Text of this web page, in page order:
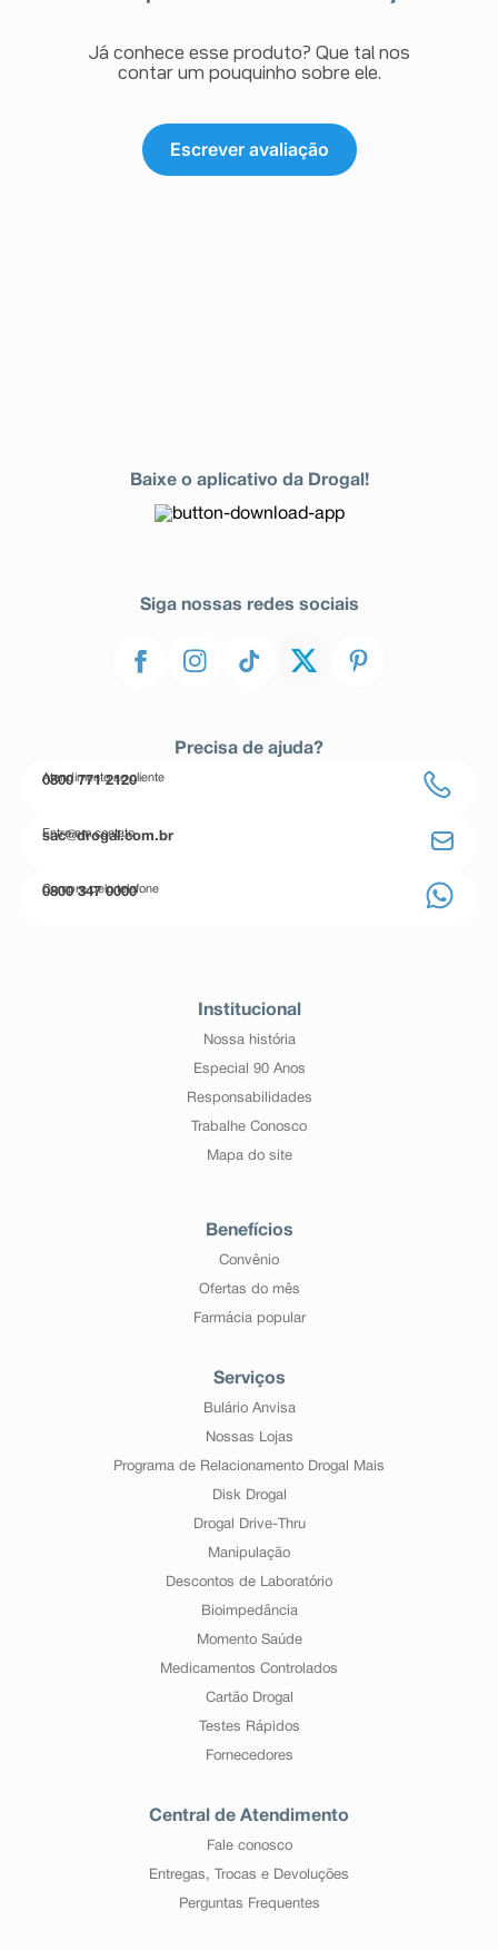
Já conhece esse produto? Que tal nos
contar um pouquinho sobre ele.
Escrever avaliação
Baixe o aplicativo da Drogal!
Siga nossas redes sociais
Precisa de ajuda?
Atendimento ao cliente
0800 771 2120
Entre em contato
sac@drogal.com.br
Compre pelo telefone
0800 347 0000
Institucional
Nossa história
Especial 90 Anos
Responsabilidades
Trabalhe Conosco
Mapa do site
Benefícios
Convênio
Ofertas do mês
Farmácia popular
Serviços
Bulário Anvisa
Nossas Lojas
Programa de Relacionamento Drogal Mais
Disk Drogal
Drogal Drive-Thru
Manipulação
Descontos de Laboratório
Bioimpedância
Momento Saúde
Medicamentos Controlados
Cartão Drogal
Testes Rápidos
Fornecedores
Central de Atendimento
Fale conosco
Entregas, Trocas e Devoluções
Perguntas Frequentes